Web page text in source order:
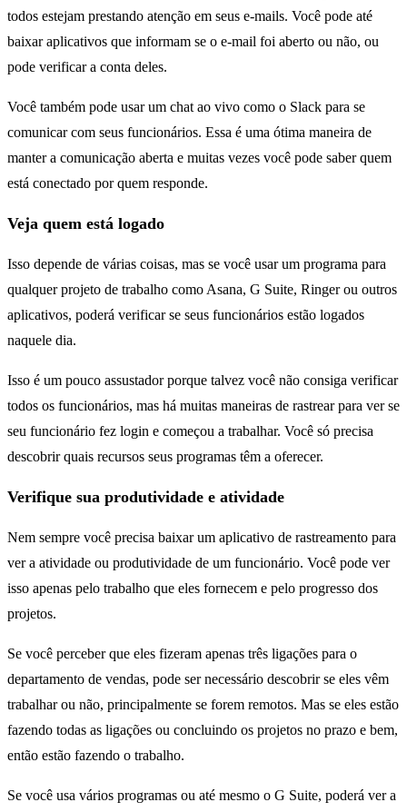
todos estejam prestando atenção em seus e-mails. Você pode até
baixar aplicativos que informam se o e-mail foi aberto ou não, ou
pode verificar a conta deles.
Você também pode usar um chat ao vivo como o Slack para se
comunicar com seus funcionários. Essa é uma ótima maneira de
manter a comunicação aberta e muitas vezes você pode saber quem
está conectado por quem responde.
Veja quem está logado
Isso depende de várias coisas, mas se você usar um programa para
qualquer projeto de trabalho como Asana, G Suite, Ringer ou outros
aplicativos, poderá verificar se seus funcionários estão logados
naquele dia.
Isso é um pouco assustador porque talvez você não consiga verificar
todos os funcionários, mas há muitas maneiras de rastrear para ver se
seu funcionário fez login e começou a trabalhar. Você só precisa
descobrir quais recursos seus programas têm a oferecer.
Verifique sua produtividade e atividade
Nem sempre você precisa baixar um aplicativo de rastreamento para
ver a atividade ou produtividade de um funcionário. Você pode ver
isso apenas pelo trabalho que eles fornecem e pelo progresso dos
projetos.
Se você perceber que eles fizeram apenas três ligações para o
departamento de vendas, pode ser necessário descobrir se eles vêm
trabalhar ou não, principalmente se forem remotos. Mas se eles estão
fazendo todas as ligações ou concluindo os projetos no prazo e bem,
então estão fazendo o trabalho.
Se você usa vários programas ou até mesmo o G Suite, poderá ver a